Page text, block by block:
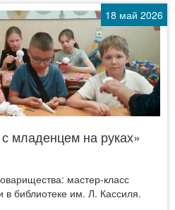
18 май 2026
младенцем на руках»
мастер‑класс
в библиотеке им. Л. Кассиля.